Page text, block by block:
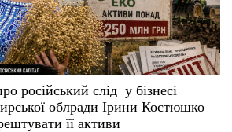
російський слід у бізнесі
облради Ірини Костюшко
її активи